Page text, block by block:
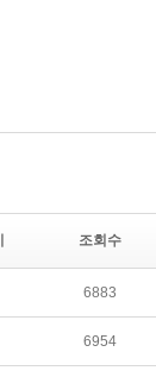
조회수
6883
6954